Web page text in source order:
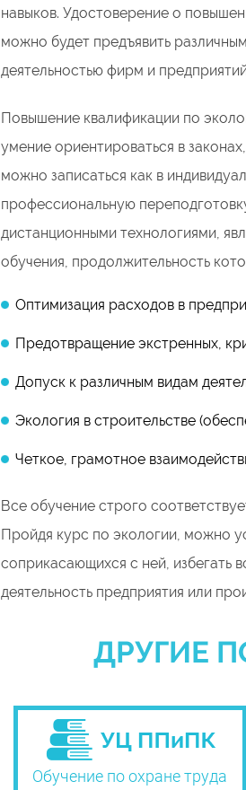
навыков. Удостоверение о
можно будет предъявить
деятельностью фирм и
Повышение квалификации по
умение ориентироваться в
можно записаться как в
профессиональную
дистанционными технологиями,
обучения, продолжительность
Оптимизация расходов в
Предотвращение экстренных,
Допуск к различным видам
Экология в строительстве
Четкое, грамотное
Все обучение строго
Пройдя курс по экологии, можно
соприкасающихся с ней, избегать
деятельность предприятия или
ДРУГИЕ
Обучение по охране труда